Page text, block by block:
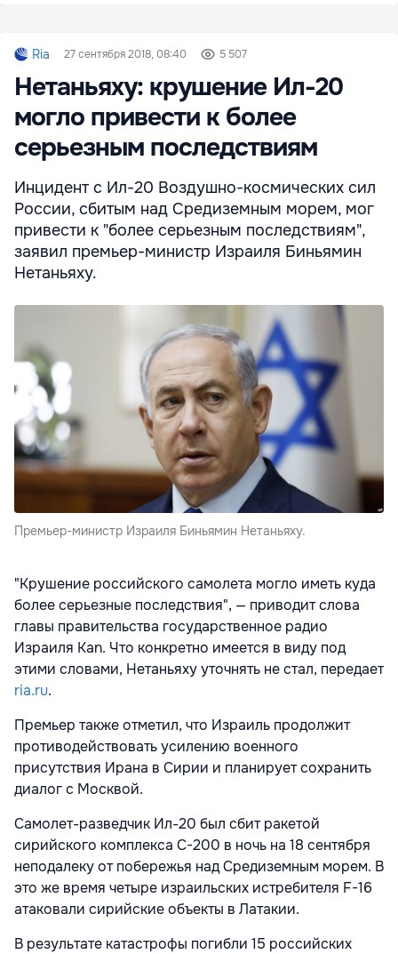
Ria 27 сентября 2018, 08:40 5 507
Нетаньяху: крушение Ил-20
могло привести к более
серьезным последствиям
Инцидент с Ил-20 Воздушно-космических сил
России, сбитым над Средиземным морем, мог
привести к "более серьезным последствиям",
заявил премьер-министр Израиля Биньямин
Нетаньяху.
Премьер-министр Израиля Биньямин Нетаньяху.
"Крушение российского самолета могло иметь куда
более серьезные последствия", — приводитслова
главы правительства государственное радио
Израиля Kan. Что конкретно имеется в виду под
этими словами, Нетаньяху уточнять не стал, передает
ria.ru.
Премьер также отметил, что Израиль продолжит
противодействовать усилению военного
присутствия Ирана в Сирии и планирует сохранить
диалог с Москвой.
Самолет-разведчик Ил-20 был сбит ракетой
сирийского комплекса С-200 в ночь на 18 сентября
неподалеку от побережья над Средиземным морем. В
это же время четыре израильских истребителя F-16
атаковали сирийские объекты в Латакии.
В результате катастрофы погибли 15 российских